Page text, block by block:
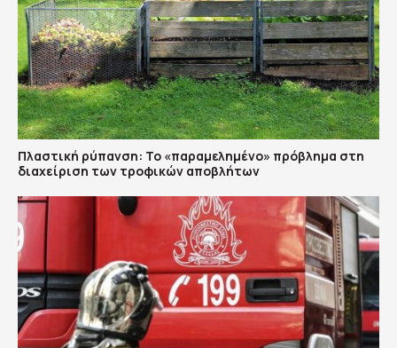
Πλαστική ρύπανση: Το «παραμελημένο» πρόβλημα στη
διαχείριση των τροφικών αποβλήτων